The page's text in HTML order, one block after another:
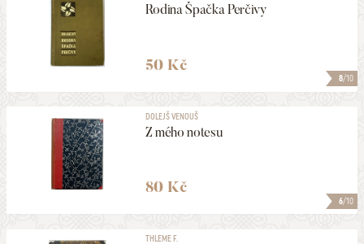
8/10
Rodina Špačka Perčivy
50 Kč
6/10
DOLEJŠ VENOUŠ
Z mého notesu
80 Kč
THLEME F.